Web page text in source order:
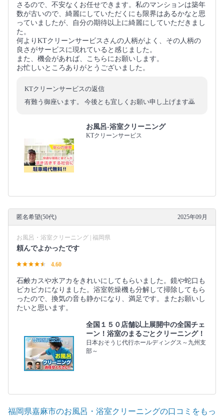
さるので、不安なくお任せできます。私のマンションは築年
数が古いので、綺麗にしていただくにも限界はあるかなと思
っていましたが、自分の期待以上に綺麗にしていただきまし
た。
何よりKTクリーンサービスさんの人柄がよく、その人柄の
良さがサービスに現れていると感じました。
また、機会があれば、こちらにお願いします。
お忙しいところありがとうございました。
KTクリーンサービスの返信
有難う御座います。 今後とも宜しくお願い申し上げます🙇
お風呂-浴室クリーニング
KTクリーンサービス
匿名希望(50代) 2025年09月
お風呂・浴室クリーニング | 福岡県
頼んでよかったです
4.60
石鹸カスや水アカをきれいにしてもらいました。鏡や蛇口も
ピカピカになりました。浴室乾燥機も分解して掃除してもら
ったので、換気の音も静かになり、満足です。またお願いし
たいと思います。
全国１５０店舗以上展開中の全国チェ
ーン！浴室のまるごとクリーニング！
日本おそうじ代行ホールディングス～九州支
部～
福岡県嘉麻市のお風呂・浴室クリーニングの口コミをもっ